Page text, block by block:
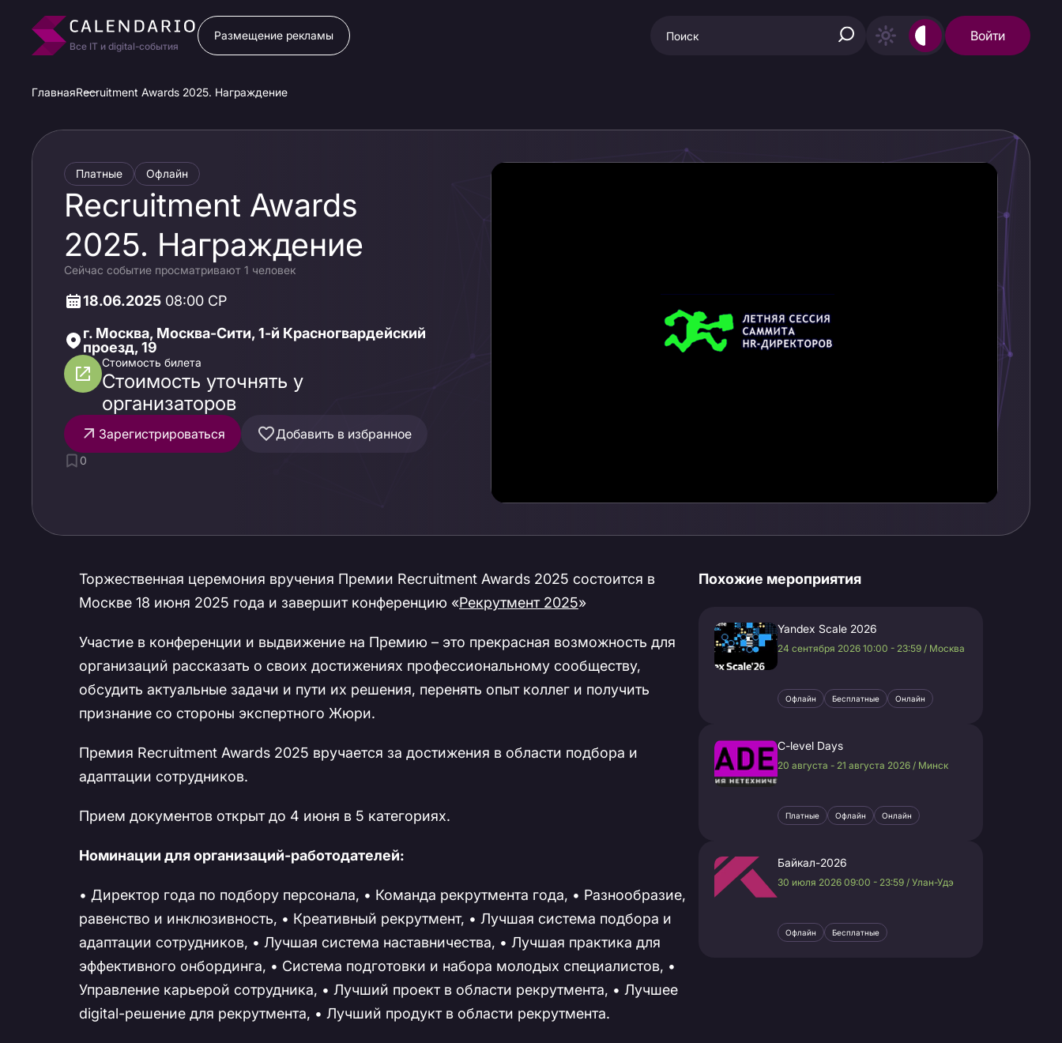
Все IT и digital-события
Размещение рекламы Войти
ГлавнаяRecruitment Awards 2025. Награждение
Платные Офлайн
Recruitment Awards
2025. Награждение
Сейчас событие просматривают 1 человек
18.06.2025 08:00 СР
г. Москва, Москва-Сити, 1-й Красногвардейский
проезд, 19
Стоимость билета
Стоимость уточнять у
организаторов
Зарегистрироваться Добавить в избранное
0
Торжественная церемония вручения Премии Recruitment Awards 2025 состоится в
Москве 18 июня 2025 года и завершит конференцию «Рекрутмент 2025»
Участие в конференции и выдвижение на Премию – это прекрасная возможность для
организаций рассказать о своих достижениях профессиональному сообществу,
обсудить актуальные задачи и пути их решения, перенять опыт коллег и получить
признание со стороны экспертного Жюри.
Премия Recruitment Awards 2025 вручается за достижения в области подбора и
адаптации сотрудников.
Прием документов открыт до 4 июня в 5 категориях.
Номинации для организаций-работодателей:
• Директор года по подбору персонала, • Команда рекрутмента года, • Разнообразие,
равенство и инклюзивность, • Креативный рекрутмент, • Лучшая система подбора и
адаптации сотрудников, • Лучшая система наставничества, • Лучшая практика для
эффективного онбординга, • Система подготовки и набора молодых специалистов, •
Управление карьерой сотрудника, • Лучший проект в области рекрутмента, • Лучшее
digital-решение для рекрутмента, • Лучший продукт в области рекрутмента.
Похожие мероприятия
Yandex Scale 2026
24 сентября 2026 10:00 - 23:59 / Москва
Офлайн Бесплатные Онлайн
C-level Days
20 августа - 21 августа 2026 / Минск
Платные Офлайн Онлайн
Байкал-2026
30 июля 2026 09:00 - 23:59 / Улан-Удэ
Офлайн Бесплатные